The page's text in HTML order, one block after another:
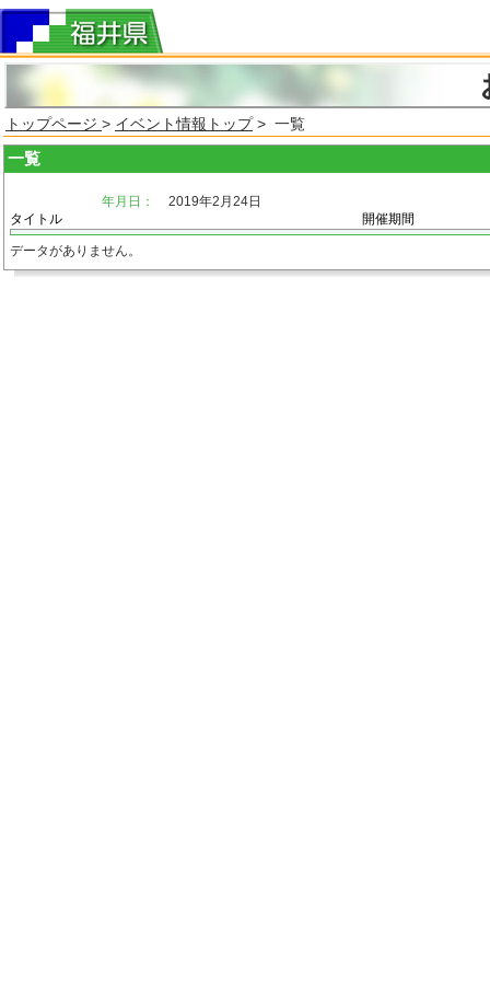
トップページ > イベント情報トップ> 一覧
一覧
年月日：
2019年2月24日
タイトル
開催期間
データがありません。